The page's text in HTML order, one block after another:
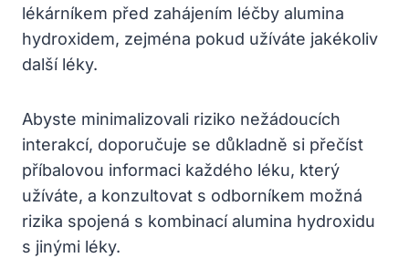
lékárníkem před zahájením léčby alumina
hydroxidem, zejména pokud užíváte jakékoliv
další léky.
Abyste minimalizovali riziko nežádoucích
interakcí, doporučuje se důkladně si přečíst
příbalovou informaci každého léku, který
užíváte, a konzultovat s odborníkem možná
rizika spojená s kombinací alumina hydroxidu
s jinými léky.